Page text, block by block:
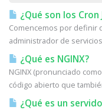
¿Qué son los Cron
Comencemos por definir
administrador de
¿Qué es NGINX?
NGINX (pronunciado
código abierto que
¿Qué es un